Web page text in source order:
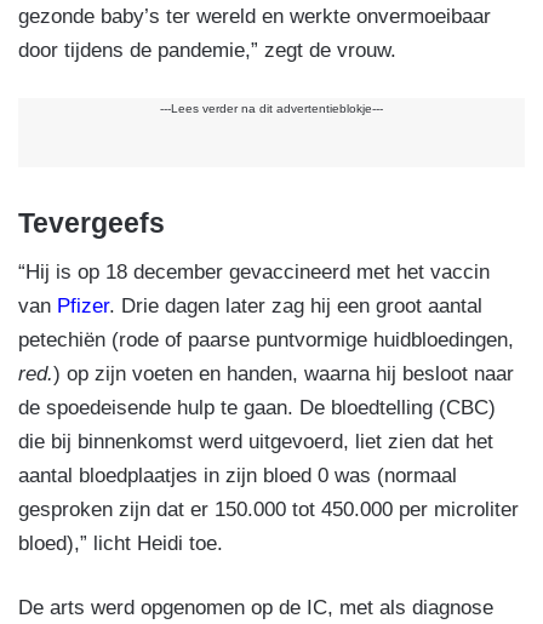
gezonde baby’s ter wereld en werkte onvermoeibaar
door tijdens de pandemie,” zegt de vrouw.
---Lees verder na dit advertentieblokje---
Tevergeefs
“Hij is op 18 december gevaccineerd met het vaccin
van Pfizer. Drie dagen later zag hij een groot aantal
petechiën (rode of paarse puntvormige huidbloedingen,
red.) op zijn voeten en handen, waarna hij besloot naar
de spoedeisende hulp te gaan. De bloedtelling (CBC)
die bij binnenkomst werd uitgevoerd, liet zien dat het
aantal bloedplaatjes in zijn bloed 0 was (normaal
gesproken zijn dat er 150.000 tot 450.000 per microliter
bloed),” licht Heidi toe.
De arts werd opgenomen op de IC, met als diagnose